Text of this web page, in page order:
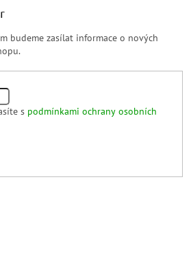
budeme zasílat informace o nových
s podmínkami ochrany osobních